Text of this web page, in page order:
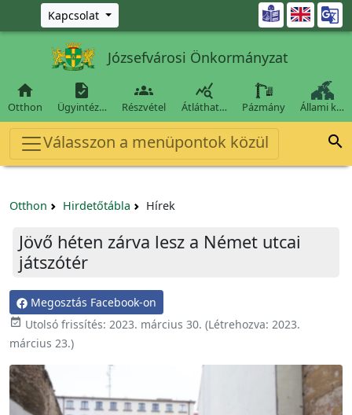
Ugrás a fő tartalomra
Kapcsolat 
Józsefvárosi Önkormányzat

Otthon

Ügyintéz…

Részvétel

Átláthat… Pázmány Állami k…
Válasszon a menüpontok közül 
Otthon Hirdetőtábla Hírek
Jövő héten zárva lesz a Német utcai
játszótér
Megosztás Facebook-on
 Utolsó frissítés: 2023. március 30. (Létrehozva: 2023.
március 23.)